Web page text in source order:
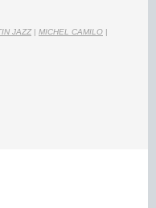
JAZZ| MICHEL CAMILO |